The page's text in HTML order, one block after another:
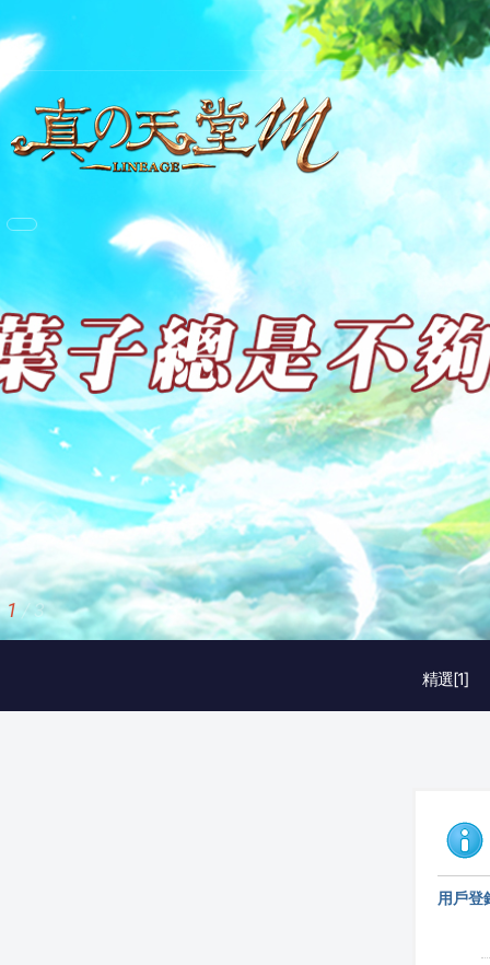
精選[1]
1 / 3
用戶登